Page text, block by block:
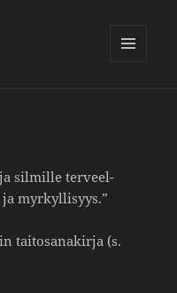
ja silmille terveel­
myrkyl­li­syys.”
taito­sa­na­kirja (s.